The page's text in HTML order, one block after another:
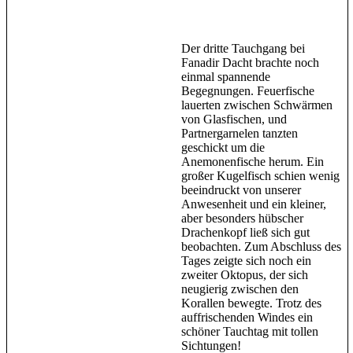
Der dritte Tauchgang bei
Fanadir Dacht brachte noch
einmal spannende
Begegnungen. Feuerfische
lauerten zwischen Schwärmen
von Glasfischen, und
Partnergarnelen tanzten
geschickt um die
Anemonenfische herum. Ein
großer Kugelfisch schien wenig
beeindruckt von unserer
Anwesenheit und ein kleiner,
aber besonders hübscher
Drachenkopf ließ sich gut
beobachten. Zum Abschluss des
Tages zeigte sich noch ein
zweiter Oktopus, der sich
neugierig zwischen den
Korallen bewegte. Trotz des
auffrischenden Windes ein
schöner Tauchtag mit tollen
Sichtungen!